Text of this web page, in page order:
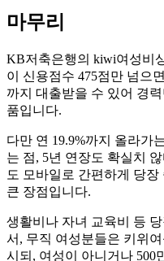
마무리
KB저축은행의 kiwi여성비
이 신용점수 475점만 넘으
까지 대출받을 수 있어 경
품입니다.
다만 연 19.9%까지 올라가
는 점, 5년 연장도 확실치
도 모바일로 간편하게 당
큰 장점입니다.
생활비나 자녀 교육비 등
서, 무직 여성분들은 키위
시되, 여성이 아니거나 500